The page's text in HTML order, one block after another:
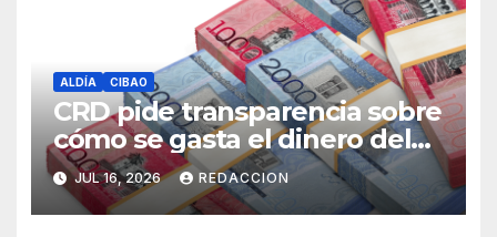
ALDÍA CIBAO
CRD pide transparencia sobre
cómo se gasta el dinero del
Seguro Familiar de Salud
JUL 16, 2026 REDACCION